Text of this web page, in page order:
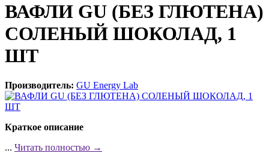
ВАФЛИ GU (БЕЗ ГЛЮТЕНА)
СОЛЕНЫЙ ШОКОЛАД, 1
ШТ
Производитель: GU Energy Lab
Краткое описание
... Читать полностью →